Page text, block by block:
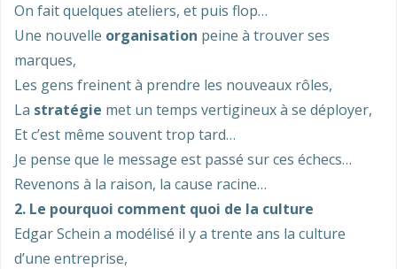
On fait quelques ateliers, et puis flop…
Une nouvelle organisation peine à trouver ses
marques,
Les gens freinent à prendre les nouveaux rôles,
La stratégie met un temps vertigineux à se déployer,
Et c’est même souvent trop tard…
Je pense que le message est passé sur ces échecs…
Revenons à la raison, la cause racine…
2. Le pourquoi comment quoi de la culture
Edgar Schein a modélisé il y a trente ans la culture
d’une entreprise,